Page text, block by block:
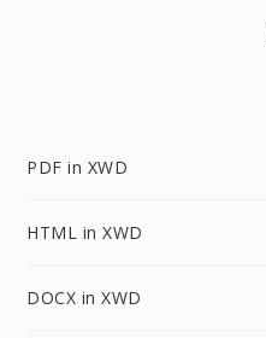
PDF in XWD
HTML in XWD
DOCX in XWD